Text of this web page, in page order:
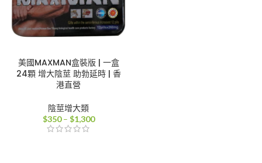
美國MAXMAN盒裝版 | 一盒
24顆 增大陰莖 助勃延時 | 香
港直營
陰莖增大類
$350 – $1,300價